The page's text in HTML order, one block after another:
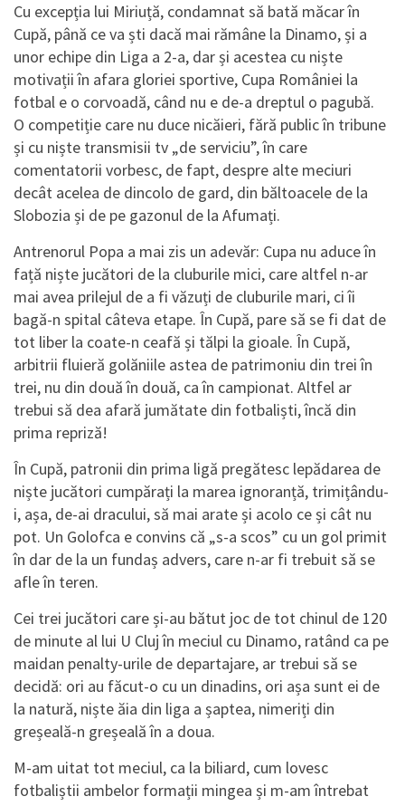
Cu excepția lui Miriuță, condamnat să bată măcar în
Cupă, până ce va ști dacă mai rămâne la Dinamo, și a
unor echipe din Liga a 2-a, dar și acestea cu niște
motivații în afara gloriei sportive, Cupa României la
fotbal e o corvoadă, când nu e de-a dreptul o pagubă.
O competiție care nu duce nicăieri, fără public în tribune
și cu niște transmisii tv „de serviciu”, în care
comentatorii vorbesc, de fapt, despre alte meciuri
decât acelea de dincolo de gard, din băltoacele de la
Slobozia și de pe gazonul de la Afumați.
Antrenorul Popa a mai zis un adevăr: Cupa nu aduce în
față niște jucători de la cluburile mici, care altfel n-ar
mai avea prilejul de a fi văzuți de cluburile mari, ci îi
bagă-n spital câteva etape. În Cupă, pare să se fi dat de
tot liber la coate-n ceafă și tălpi la gioale. În Cupă,
arbitrii fluieră golăniile astea de patrimoniu din trei în
trei, nu din două în două, ca în campionat. Altfel ar
trebui să dea afară jumătate din fotbaliști, încă din
prima repriză!
În Cupă, patronii din prima ligă pregătesc lepădarea de
niște jucători cumpărați la marea ignoranță, trimițându-
i, așa, de-ai dracului, să mai arate și acolo ce și cât nu
pot. Un Golofca e convins că „s-a scos” cu un gol primit
în dar de la un fundaș advers, care n-ar fi trebuit să se
afle în teren.
Cei trei jucători care și-au bătut joc de tot chinul de 120
de minute al lui U Cluj în meciul cu Dinamo, ratând ca pe
maidan penalty-urile de departajare, ar trebui să se
decidă: ori au făcut-o cu un dinadins, ori așa sunt ei de
la natură, niște ăia din liga a șaptea, nimeriți din
greșeală-n greșeală în a doua.
M-am uitat tot meciul, ca la biliard, cum lovesc
fotbaliștii ambelor formații mingea și m-am întrebat